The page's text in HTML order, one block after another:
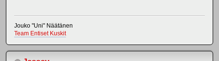
Jouko "Uni" Näätänen
Team Entiset Kuskit